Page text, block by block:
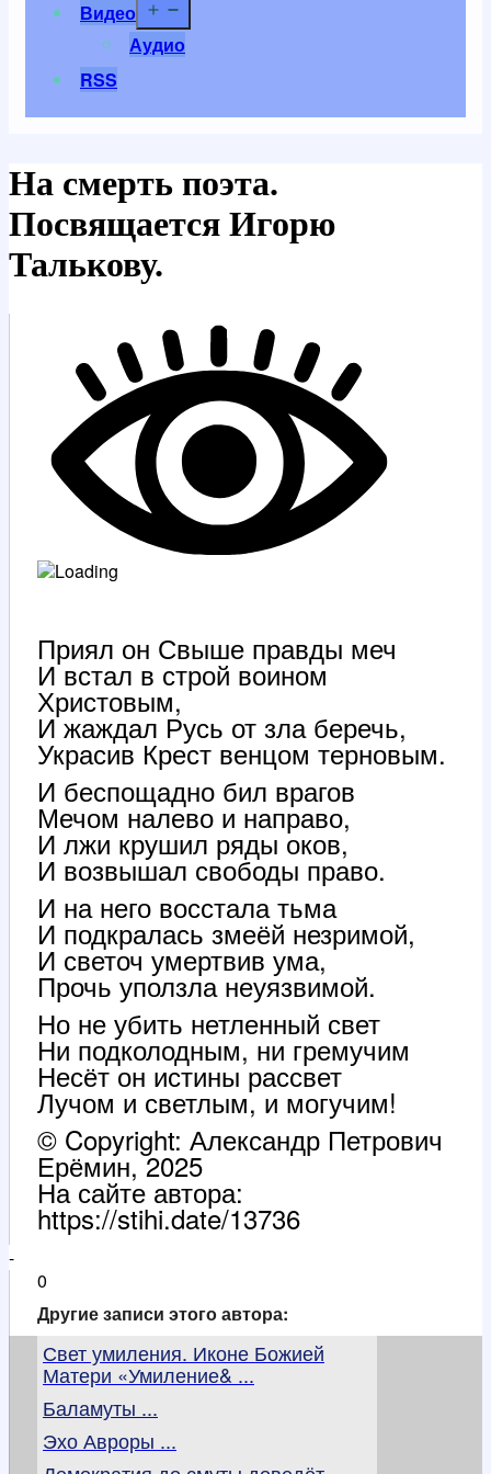
Видео
Аудио
RSS
На смерть поэта.
Посвящается Игорю
Талькову.
Приял он Свыше правды меч
И встал в строй воином
Христовым,
И жаждал Русь от зла беречь,
Украсив Крест венцом терновым.
И беспощадно бил врагов
Мечом налево и направо,
И лжи крушил ряды оков,
И возвышал свободы право.
И на него восстала тьма
И подкралась змеёй незримой,
И светоч умертвив ума,
Прочь уползла неуязвимой.
Но не убить нетленный свет
Ни подколодным, ни гремучим
Несёт он истины рассвет
Лучом и светлым, и могучим!
© Copyright: Александр Петрович
Ерёмин, 2025
На сайте автора:
https://stihi.date/13736
-
0
Другие записи этого автора:
Свет умиления. Иконе Божией
Матери «Умиление& ...
Баламуты ...
Эхо Авроры ...